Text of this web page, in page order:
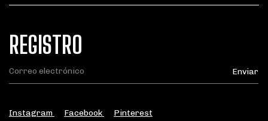
REGISTRO
Instagram Facebook Pinterest